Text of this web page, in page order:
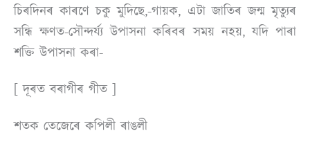
চিৰদিনৰ কাৰণে চকু মুদিছে,-গায়ক, এটা জাতিৰ জন্ম মৃত্যুৰ
সন্ধি ক্ষণত-সৌন্দৰ্য্য উপাসনা কৰিবৰ সময় নহয়, যদি পাৰা
শক্তি উপাসনা কৰা-
[ দূৰত বৰাগীৰ গীত ]
শতক তেজেৰে কপিলী ৰাঙলী